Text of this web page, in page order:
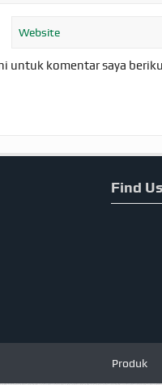
untuk komentar saya
Find
Produk